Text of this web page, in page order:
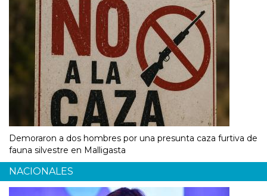
Demoraron a dos hombres por una presunta caza furtiva de
fauna silvestre en Malligasta
NACIONALES